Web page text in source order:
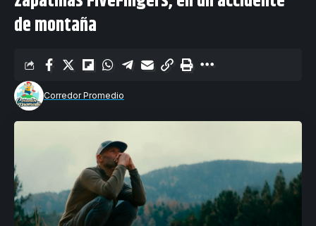
de montaña
Corredor Promedio